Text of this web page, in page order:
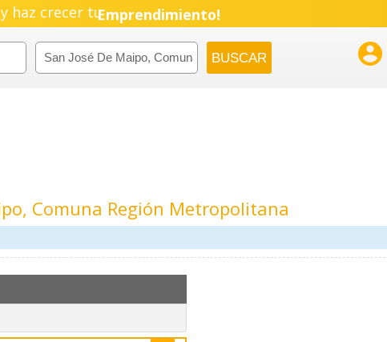
haz crecer tuPyme!
Emprendimiento!

Comuna Región Metropolitana